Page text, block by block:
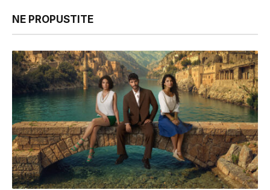
NE PROPUSTITE